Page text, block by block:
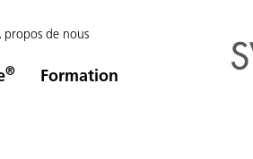
propos de nous
® Formation